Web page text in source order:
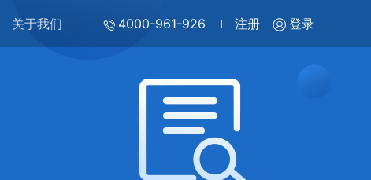
关于我们 4000-961-926 注册 登录